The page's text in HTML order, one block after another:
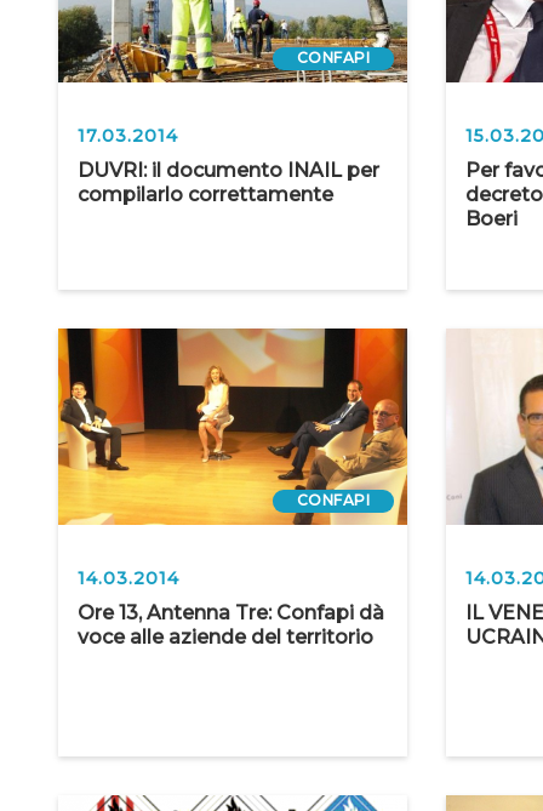
CONFAPI
17.03.2014
DUVRI: il documento INAIL per
compilarlo correttamente
Per
Boeri
CONFAPI
14.03.2014
Ore 13, Antenna Tre: Confapi dà
voce alle aziende del territorio
IL